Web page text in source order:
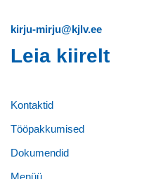
kirju-mirju@kjlv.ee
Leia kiirelt
Kontaktid
Tööpakkumised
Dokumendid
Menüü